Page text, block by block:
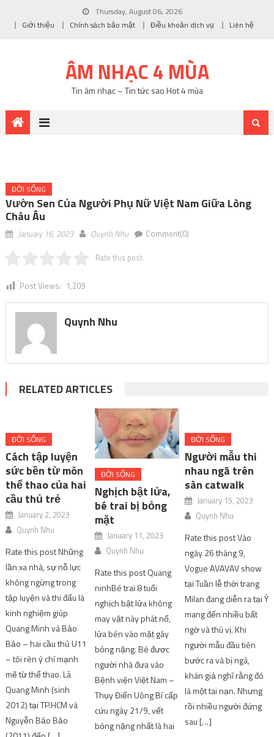
Thursday, August 06, 2026
Giới thiệu
Chính sách bảo mật Điều khoản dịch vụ Liên hệ
ÂM NHẠC 4 MÙA
Tin âm nhạc – Tin tức sao Hot 4 mùa
ĐỜI SỐNG
Vườn Sen Của Người Phụ Nữ Việt Nam Giữa Lòng
Châu Âu
January 16, 2023 Quynh Nhu Comment(0)
Rate this post
Post Views: 1,209
Quynh Nhu
RELATED ARTICLES
ĐỜI SỐNG
Cách tập luyện
sức bền từ môn
thể thao của hai
cầu thủ trẻ
January 2, 2023
Quynh Nhu
Rate this post Những
lần xa nhà, sự nỗ lực
không ngừng trong
tập luyện và thi đấu là
kinh nghiệm giúp
Quang Minh và Bảo
Bảo – hai cầu thủ U11
– tôi rèn ý chí mạnh
mẽ từ thể thao. Lã
Quang Minh (sinh
2012) tại TP.HCM và
Nguyễn Bảo Bảo
ĐỜI SỐNG
Nghịch bật lửa,
bé trai bị bỏng
mặt
January 11, 2023
Quynh Nhu
Rate this post Quang
ninhBé trai 8 tuổi
nghịch bật lửa không
may vật này phát nổ,
lửa bén vào mặt gây
bỏng nặng. Bé được
người nhà đưa vào
Bệnh viện Việt Nam –
Thụy Điển Uông Bí cấp
cứu ngày 21/9, vết
bỏng nặng nhất là hai
ĐỜI SỐNG
Người mẫu thi
nhau ngã trên
sàn catwalk
January 15, 2023
Quynh Nhu
Rate this post Vào
ngày 26 tháng 9,
Vogue AVAVAV show
tại Tuần lễ thời trang
Milan đang diễn ra tại Ý
mang đến nhiều bất
ngờ và thú vị. Khi
người mẫu đầu tiên
bước ra và bị ngã,
khán giả nghĩ rằng đó
là một tai nạn. Nhưng
rồi nhiều người đứng
sau […]